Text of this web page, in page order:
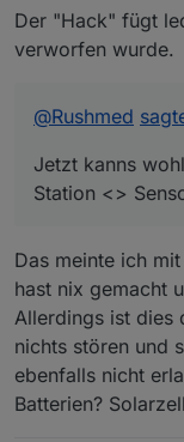
Der "Hack" fügt
verworfen wurde.
@Rushmed
Jetzt kanns
Station <>
Das meinte ich
hast nix gemacht
Allerdings ist dies
nichts stören und
ebenfalls nicht
Batterien?